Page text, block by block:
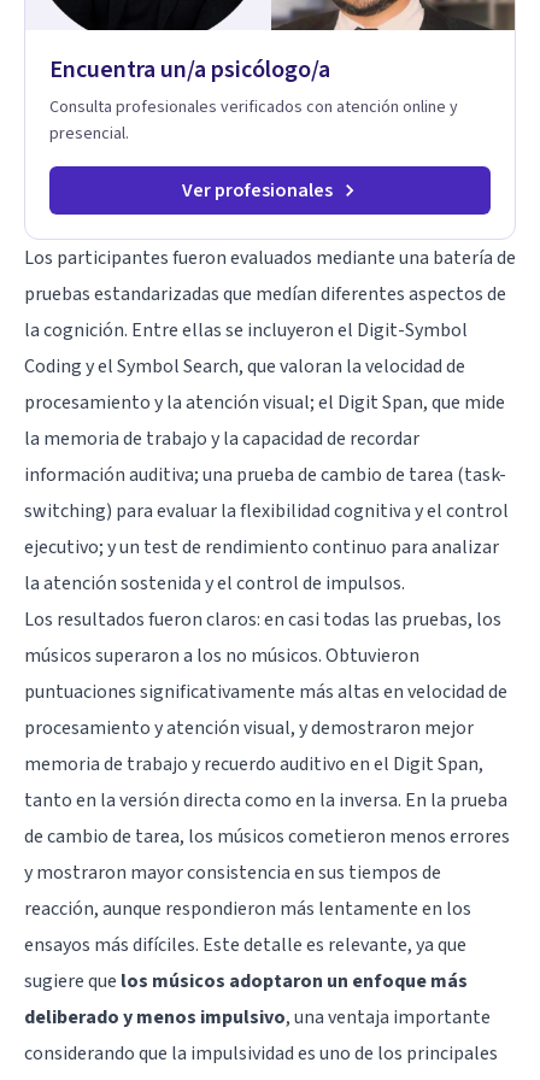
Encuentra un/a psicólogo/a
Consulta profesionales verificados con atención online y
presencial.
Ver profesionales
Los participantes fueron evaluados mediante una batería de
pruebas estandarizadas que medían diferentes aspectos de
la cognición. Entre ellas se incluyeron el Digit-Symbol
Coding y el Symbol Search, que valoran la velocidad de
procesamiento y la atención visual; el Digit Span, que mide
la memoria de trabajo y la capacidad de recordar
información auditiva; una prueba de cambio de tarea (task-
switching) para evaluar la flexibilidad cognitiva y el control
ejecutivo; y un test de rendimiento continuo para analizar
la atención sostenida y el control de impulsos.
Los resultados fueron claros: en casi todas las pruebas, los
músicos superaron a los no músicos. Obtuvieron
puntuaciones significativamente más altas en velocidad de
procesamiento y atención visual, y demostraron mejor
memoria de trabajo y recuerdo auditivo en el Digit Span,
tanto en la versión directa como en la inversa. En la prueba
de cambio de tarea, los músicos cometieron menos errores
y mostraron mayor consistencia en sus tiempos de
reacción, aunque respondieron más lentamente en los
ensayos más difíciles. Este detalle es relevante, ya que
sugiere que los músicos adoptaron un enfoque más
deliberado y menos impulsivo, una ventaja importante
considerando que la impulsividad es uno de los principales